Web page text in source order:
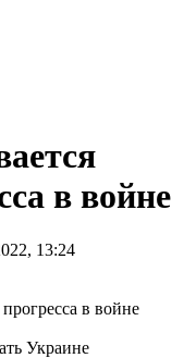
в войне
13:24
Украине